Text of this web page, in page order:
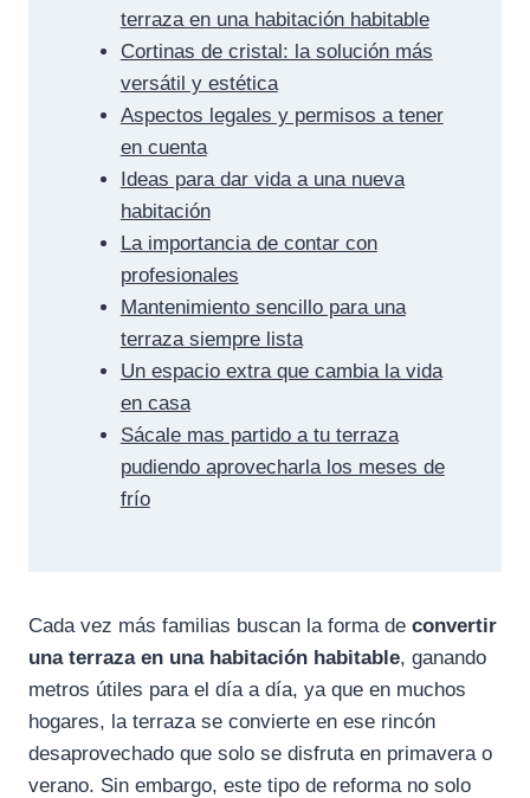
terraza en una habitación habitable
Cortinas de cristal: la solución más
versátil y estética
Aspectos legales y permisos a tener
en cuenta
Ideas para dar vida a una nueva
habitación
La importancia de contar con
profesionales
Mantenimiento sencillo para una
terraza siempre lista
Un espacio extra que cambia la vida
en casa
Sácale mas partido a tu terraza
pudiendo aprovecharla los meses de
frío
Cada vez más familias buscan la forma de convertir
una terraza en una habitación habitable, ganando
metros útiles para el día a día, ya que en muchos
hogares, la terraza se convierte en ese rincón
desaprovechado que solo se disfruta en primavera o
verano. Sin embargo, este tipo de reforma no solo